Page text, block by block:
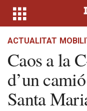
ACTUALITAT
Caos a la
d’un
Santa